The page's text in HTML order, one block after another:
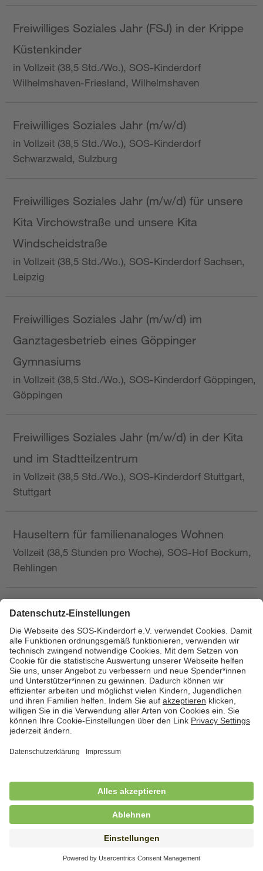
Freiwilliges Soziales Jahr (FSJ) in der Krippe
Küstenkinder
in Vollzeit (38,5 Std./Wo.), SOS-Kinderdorf
Wilhelmshaven-Friesland, Wilhelmshaven
Freiwilliges Soziales Jahr (m/w/d)
in Vollzeit (38,5 Std./Wo.), SOS-Kinderdorf
Schwarzwald, Sulzburg
Freiwilliges Soziales Jahr (m/w/d) für unsere
Kita Virchowstraße und unsere Kita
Windscheidstraße
in Vollzeit (38,5 Std./Wo.), SOS-Kinderdorf Sachsen,
Leipzig
Freiwilliges Soziales Jahr (m/w/d) im
Ganztagesbetrieb eines Göppinger
Gymnasiums
in Vollzeit (38,5 Std./Wo.), SOS-Kinderdorf Göppingen,
Göppingen
Freiwilliges Soziales Jahr (m/w/d) in der Kita
und im Stadtteilzentrum
in Vollzeit (38,5 Std./Wo.), SOS-Kinderdorf Stuttgart,
Stuttgart
Hauseltern für familienanaloges Wohnen
Vollzeit (38,5 Stunden pro Woche), SOS-Hof Bockum,
Rehlingen
Hauswirtschafterin / Köchin (m/w/d) als
Ausbilderin (m/w/d) im Bereich
Nahrungszubereitung
in Vollzeit (38,5 Std./Wo.), SOS-Kinderdorf
Saarbrücken, Saarbrücken
Hauswirtschaftskraft (m/w/d)
in Teilzeit (mind. 20 - max. 30 Std./.Wo.), SOS-
Hauswirtschaftskraft (m/w/d)
in unbefristeter Anstellung, Teilzeit (20 Std./Wo.), SOS-
Kinderdorf Dortmund, Hagen